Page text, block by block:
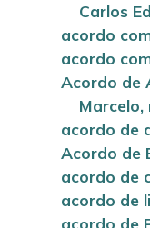
Carlos
acordo
acordo
Acordo de
Marcelo,
acordo de
Acordo de
acordo de
acordo de
acordo de